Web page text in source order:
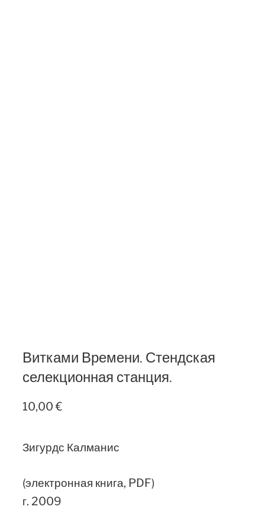
Витками Времени. Стендская
селекционная станция.
10,00€
Зигурдс Калманис
(электронная книга, PDF)
г. 2009